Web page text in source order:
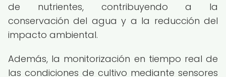
de nutrientes, contribuyendo a la
conservación del agua y a la reducción del
impacto ambiental.
Además, la monitorización en tiempo real de
las condiciones de cultivo mediante sensores